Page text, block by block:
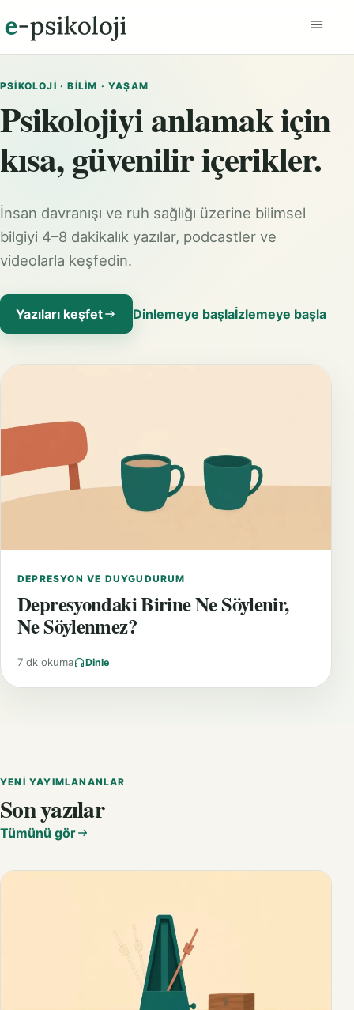
PSIKOLOJI · BILIM · YAŞAM
Psikolojiyi anlamak için
kısa, güvenilir içerikler.
İnsan davranışı ve ruh sağlığı üzerine bilimsel
bilgiyi 4–8 dakikalık yazılar, podcastler ve
videolarla keşfedin.
Yazıları keşfet Dinlemeye başlaİzlemeye başla
DEPRESYON VE DUYGUDURUM
Depresyondaki Birine Ne Söylenir,
Ne Söylenmez?
7 dk okuma Dinle
YENI YAYIMLANANLAR
Son yazılar
Tümünü gör